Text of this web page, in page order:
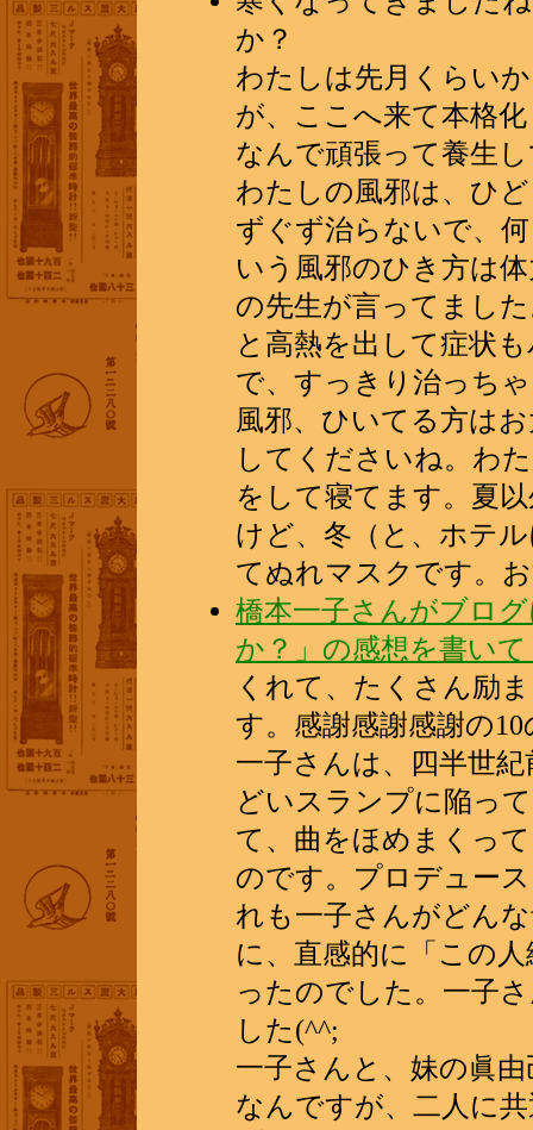
か？
わたしは先月くらい
が、ここへ来て本格
なんで頑張って養生
わたしの風邪は、ひ
ずぐず治らないで、
いう風邪のひき方は
の先生が言ってまし
と高熱を出して症状
で、すっきり治っち
風邪、ひいてる方は
してくださいね。わ
をして寝てます。夏
けど、冬（と、ホテ
てぬれマスクです。
橋本一子さんがブロ
か？」の感想を書い
くれて、たくさん励
す。感謝感謝感謝の
一子さんは、四半世
どいスランプに陥っ
て、曲をほめまくっ
のです。プロデュー
れも一子さんがどん
に、直感的に「この
ったのでした。一子
した(^^;
一子さんと、妹の眞
なんですが、二人に